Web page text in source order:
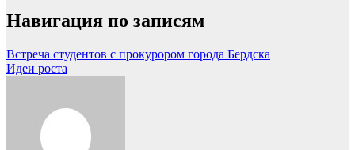
Навигация по записям
Встреча студентов с прокурором города Бердска
Идеи роста